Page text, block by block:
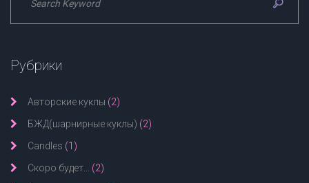
Рубрики
Авторские куклы (2)
БЖД(шарнирные куклы) (2)
Candles (1)
Скоро будет...
(2)